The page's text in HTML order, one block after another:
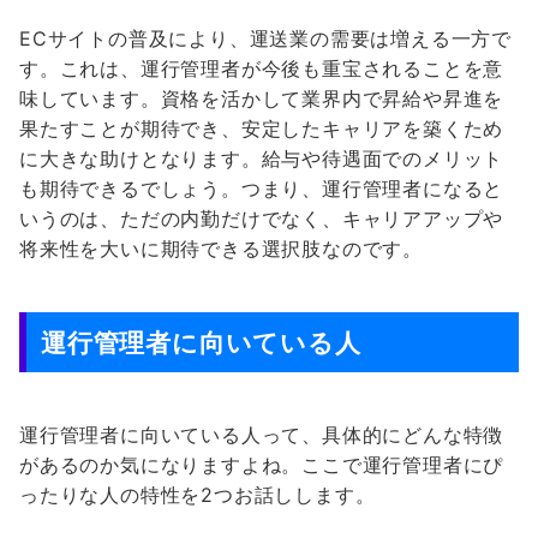
ECサイトの普及により、運送業の需要は増える一方で
す。これは、運行管理者が今後も重宝されることを意
味しています。資格を活かして業界内で昇給や昇進を
果たすことが期待でき、安定したキャリアを築くため
に大きな助けとなります。給与や待遇面でのメリット
も期待できるでしょう。つまり、運行管理者になると
いうのは、ただの内勤だけでなく、キャリアアップや
将来性を大いに期待できる選択肢なのです。
運行管理者に向いている人
運行管理者に向いている人って、具体的にどんな特徴
があるのか気になりますよね。ここで運行管理者にぴ
ったりな人の特性を2つお話しします。